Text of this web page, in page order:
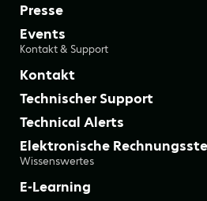
Presse
Events
Kontakt & Support
Kontakt
Technischer Support
Technical Alerts
Elektronische
Wissenswertes
E-Learning